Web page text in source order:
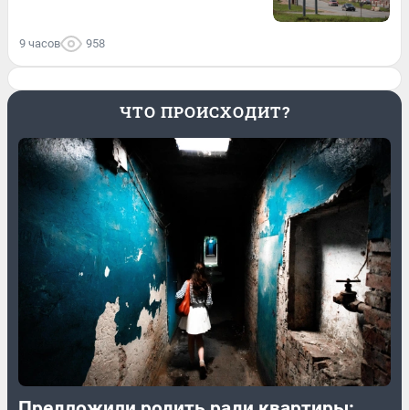
9 часов 958
ЧТО ПРОИСХОДИТ?